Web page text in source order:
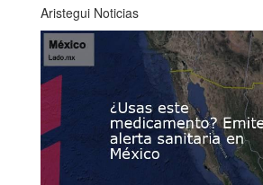
Aristegui Noticias